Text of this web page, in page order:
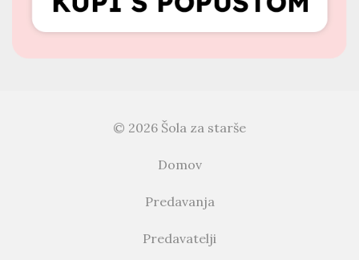
© 2026 Šola za starše
Domov
Predavanja
Predavatelji